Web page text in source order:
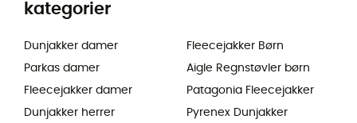
kategorier
Dunjakker damer
Parkas damer
Fleecejakker damer
Dunjakker herrer
Fleecejakker Børn
Aigle Regnstøvler børn
Patagonia Fleecejakker
Pyrenex Dunjakker